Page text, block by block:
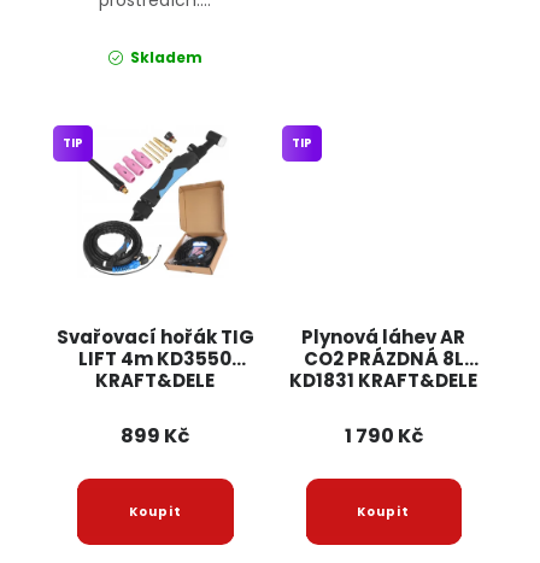
Skladem
Svařovací hořák TIG
LIFT 4m KD3550
KRAFT&DELE
TIP
899 Kč
Plynová láhev AR
CO2 PRÁZDNÁ 8L
KD1831 KRAFT&DELE
TIP
1 790 Kč